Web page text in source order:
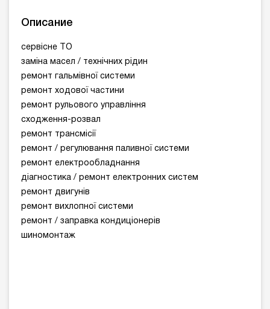
Описание
сервісне ТО
заміна масел / технічних рідин
ремонт гальмівної системи
ремонт ходової частини
ремонт рульового управління
сходження-розвал
ремонт трансмісії
ремонт / регулювання паливної системи
ремонт електрообладнання
діагностика / ремонт електронних систем
ремонт двигунів
ремонт вихлопної системи
ремонт / заправка кондиціонерів
шиномонтаж